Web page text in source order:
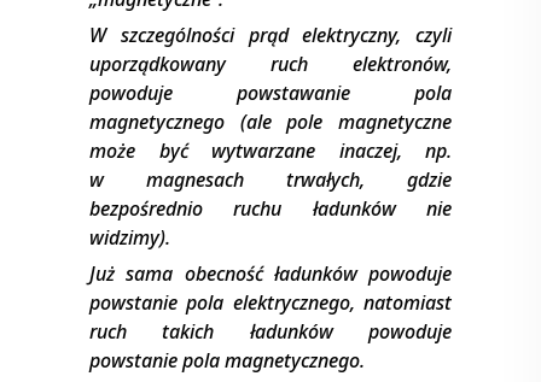
W szczególności prąd elektryczny, czyli
uporządkowany ruch elektronów,
powoduje powstawanie pola
magnetycznego (ale pole magnetyczne
może być wytwarzane inaczej, np.
w magnesach trwałych, gdzie
bezpośrednio ruchu ładunków nie
widzimy).
Już sama obecność ładunków powoduje
powstanie pola elektrycznego, natomiast
ruch takich ładunków powoduje
powstanie pola magnetycznego.